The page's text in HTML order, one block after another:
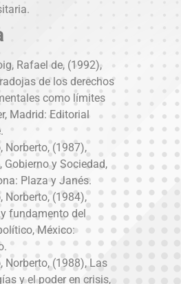
Rafael de, (1992),
de los derechos
como límites
Madrid: Editorial
Norberto, (1987),
Gobierno y Sociedad,
Plaza y Janés.
Norberto, (1984),
fundamento del
México:
Norberto, (1988), Las
y el poder en crisis,